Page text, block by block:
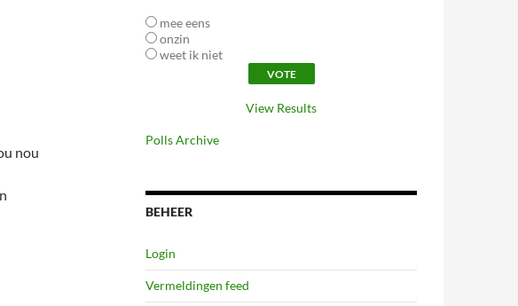
nou
mee eens
onzin
weet ik niet
View Results
Polls Archive
BEHEER
Login
Vermeldingen feed